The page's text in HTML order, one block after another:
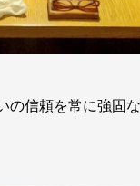
信頼を常に強固